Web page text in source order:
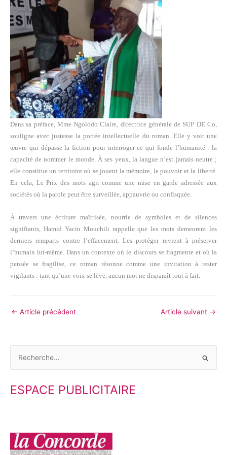
Dans sa préface, Mme Ngolodo Claire, directrice générale de SUP DE Co,
souligne avec justesse la portée intellectuelle du roman. Elle y voit une
œuvre qui dépasse la fiction pour interroger ce qui fonde l’humanité : la
capacité de nommer le monde. À ses yeux, la langue n’est jamais neutre ;
elle constitue un territoire où se jouent la mémoire, le pouvoir et la liberté.
En cela, Le Prix des mots agit comme une mise en garde adressée aux
sociétés où la parole peut être surveillée, appauvrie ou confisquée.
À travers une écriture maîtrisée, nourrie de symboles et de silences
signifiants, Hamid Yacin Mouchili rappelle que les mots demeurent les
derniers remparts contre l’effacement. Les protéger revient à préserver
l’humain lui-même. Dans un contexte où le discours se fragmente et où la
pensée se fragilise, ce roman résonne comme une invitation à rester
vigilants : tant qu’une voix se lève, aucun mot ne disparaît tout à fait.
← Article précédent Article suivant →
c
ESPACE PUBLICITAIRE